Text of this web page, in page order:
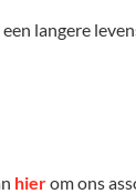
langere
hierom ons